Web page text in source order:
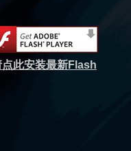
点此安装最新Flash